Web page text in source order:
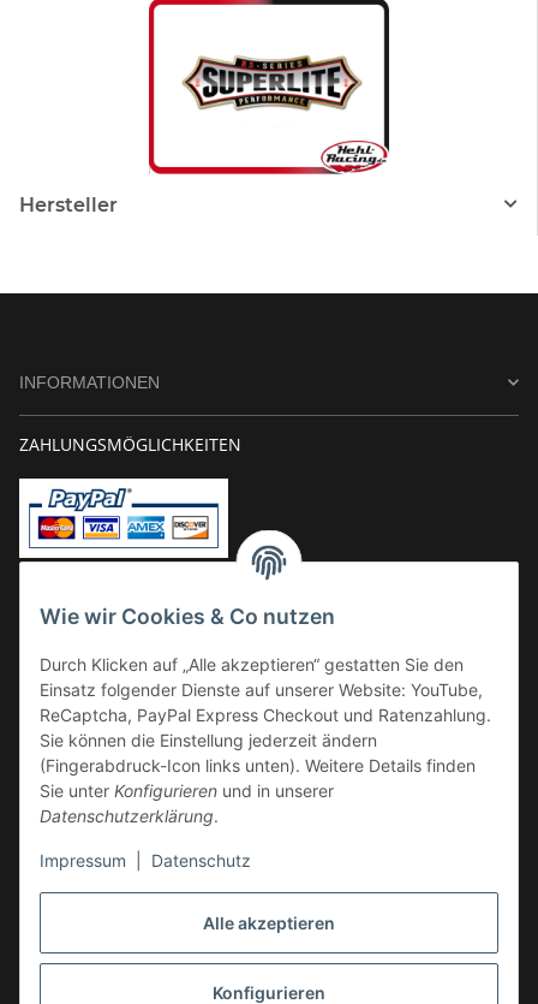
Alle akzeptieren
Konfigurieren
Wie wir Cookies & Co nutzen
Durch Klicken auf „Alle akzeptieren“ gestatten Sie den
Einsatz folgender Dienste auf unserer Website: YouTube,
ReCaptcha, PayPal Express Checkout und Ratenzahlung.
Sie können die Einstellung jederzeit ändern
(Fingerabdruck-Icon links unten). Weitere Details finden
Sie unter Konfigurieren und in unserer
Datenschutzerklärung.
Impressum Datenschutz
Hersteller
INFORMATIONEN
ZAHLUNGSMÖGLICHKEITEN
Kauf auf Rechnung
VERSAND